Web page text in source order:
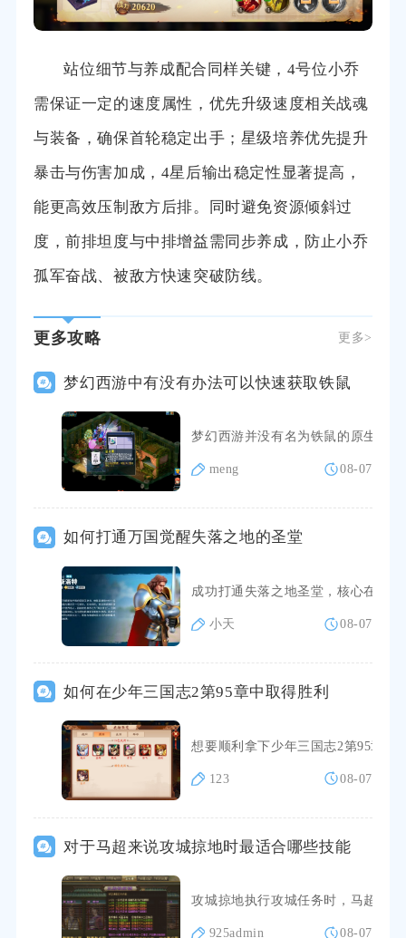
站位细节与养成配合同样关键，4号位小乔
需保证一定的速度属性，优先升级速度相关战魂
与装备，确保首轮稳定出手；星级培养优先提升
暴击与伤害加成，4星后输出稳定性显著提高，
能更高效压制敌方后排。同时避免资源倾斜过
度，前排坦度与中排增益需同步养成，防止小乔
孤军奋战、被敌方快速突破防线。
更多攻略 更多>
梦幻西游中有没有办法可以快速获取铁鼠
梦幻西游并没有名为铁鼠的原生召
meng 08-07
如何打通万国觉醒失落之地的圣堂
成功打通失落之地圣堂，核心在于
小天 08-07
如何在少年三国志2第95章中取得胜利
想要顺利拿下少年三国志2第95章，
123 08-07
对于马超来说攻城掠地时最适合哪些技能
攻城掠地执行攻城任务时，马超优
925admin 08-07